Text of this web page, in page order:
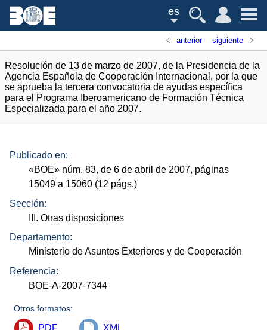
es
anterior siguiente
Resolución de 13 de marzo de 2007, de la Presidencia de la
Agencia Española de Cooperación Internacional, por la que
se aprueba la tercera convocatoria de ayudas específica
para el Programa Iberoamericano de Formación Técnica
Especializada para el año 2007.
Publicado en:
«BOE» núm. 83, de 6 de abril de 2007, páginas
15049 a 15060 (12 págs.)
Sección:
III. Otras disposiciones
Departamento:
Ministerio de Asuntos Exteriores y de Cooperación
Referencia:
BOE-A-2007-7344
Otros formatos:
PDF XML